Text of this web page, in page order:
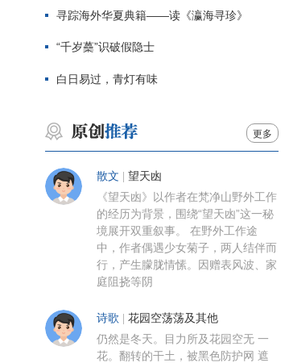
寻踪海外华夏典籍——读《瀛海寻珍》
“千岁蘽”识破假隐士
白日易过，青灯有味
更多
散文 望天凼
《望天凼》以作者在梵净山野外工作
的经历为背景，围绕“望天凼”这一秘
境展开双重叙事。 在野外工作途
中，作者偶遇少女菊子，两人结伴而
行，产生朦胧情愫。因赠表风波、家
庭阻挠等阴
诗歌 花园空荡荡及其他
仍然是冬天。目力所及花园空无 一
花。翻转的干土，被黑色防护网 遮